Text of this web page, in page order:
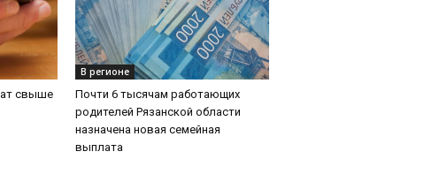
свыше
В регионе
Почти 6 тысячам работающих
родителей Рязанской области
назначена новая семейная
выплата